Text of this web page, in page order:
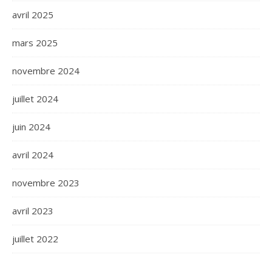
avril 2025
mars 2025
novembre 2024
juillet 2024
juin 2024
avril 2024
novembre 2023
avril 2023
juillet 2022